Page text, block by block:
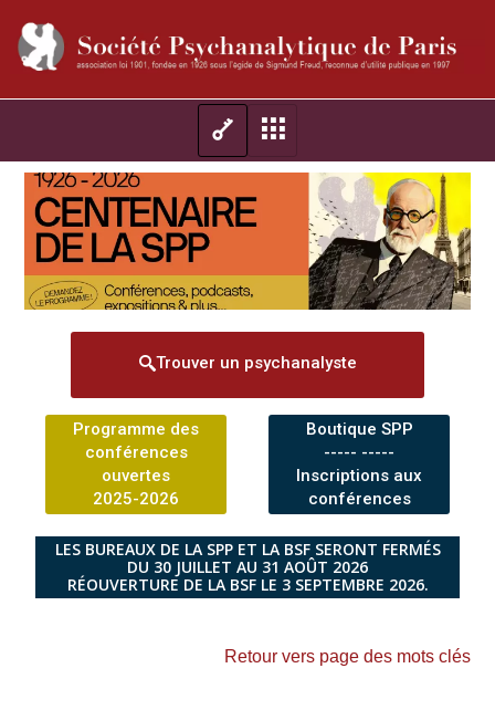
Trouver un psychanalyste
Programme des
conférences
ouvertes
2025-2026
Boutique SPP
----- -----
Inscriptions aux
conférences
LES BUREAUX DE LA SPP ET LA BSF SERONT FERMÉS
DU 30 JUILLET AU 31 AOÛT 2026
RÉOUVERTURE DE LA BSF LE 3 SEPTEMBRE 2026.
Retour vers page des mots clés